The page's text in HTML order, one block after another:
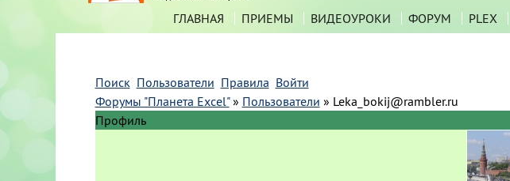
ГЛАВНАЯ ПРИЕМЫ ВИДЕОУРОКИ ФОРУМ PLEX
Поиск Пользователи Правила Войти
Форумы "Планета Excel" » Пользователи » Leka_bokij@rambler.ru
Профиль